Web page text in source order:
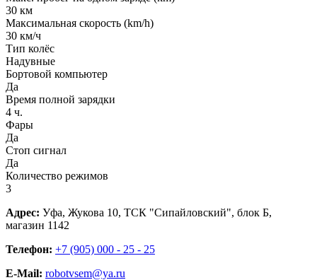
30 км
Максимальная скорость (km/h)
30 км/ч
Тип колёс
Надувные
Бортовой компьютер
Да
Время полной зарядки
4 ч.
Фары
Да
Стоп сигнал
Да
Количество режимов
3
Адрес: Уфа, Жукова 10, ТСК "Сипайловский", блок Б,
магазин 1142
Телефон: +7 (905) 000 - 25 - 25
E-Mail: robotvsem@ya.ru